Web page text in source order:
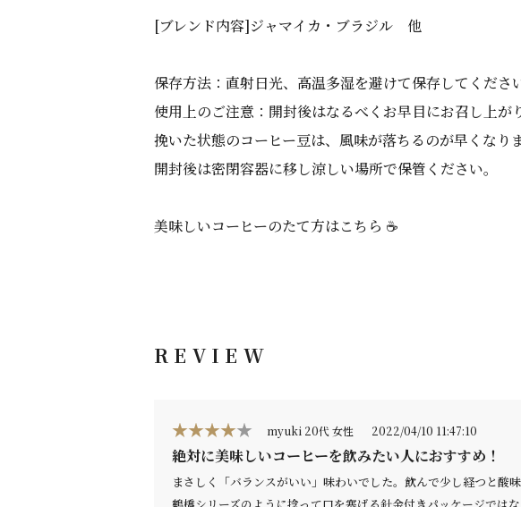
[ブレンド内容]ジャマイカ・ブラジル 他
保存方法：直射日光、高温多湿を避けて保存してください
使用上のご注意：開封後はなるべくお早目にお召し上が
挽いた状態のコーヒー豆は、風味が落ちるのが早くなりま
開封後は密閉容器に移し涼しい場所で保管ください。
美味しいコーヒーのたて方はこちら ☕
REVIEW
myuki 20代 女性 2022/04/10 11:47:10
絶対に美味しいコーヒーを飲みたい人におすすめ！
まさしく「バランスがいい」味わいでした。飲んで少し経つと